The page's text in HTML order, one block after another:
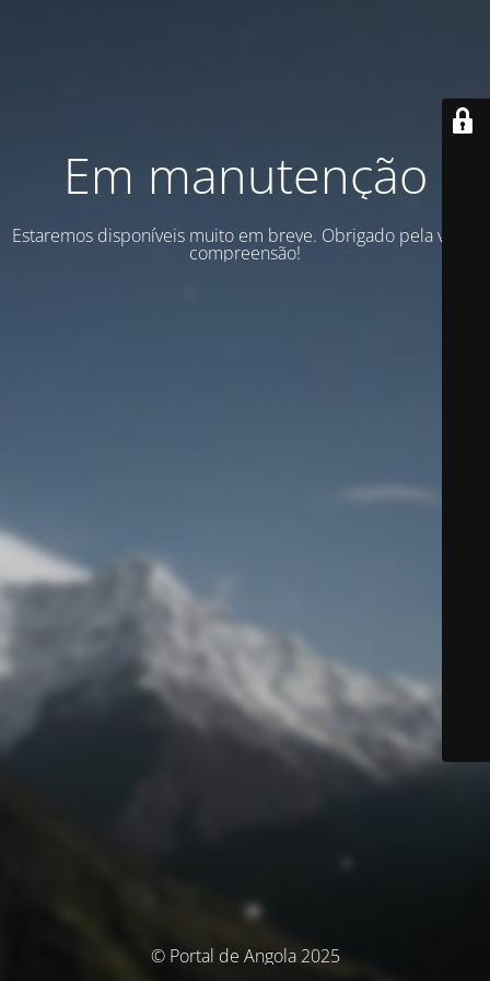
Em manutenção
Estaremos disponíveis muito em breve. Obrigado pela vossa
compreensão!
© Portal de Angola 2025